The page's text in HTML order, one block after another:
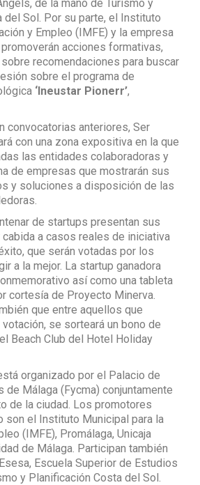
de la mano de Turismo y
del Sol. Por su parte, el Instituto
y Empleo (IMFE) y la empresa
acciones formativas,
recomendaciones para buscar
sobre el programa de
‘Ineustar Pionerr’,
convocatorias anteriores, Ser
con una zona expositiva en la que
las entidades colaboradoras y
de empresas que mostrarán sus
y soluciones a disposición de las
de startups presentan sus
a casos reales de iniciativa
que serán votadas por los
a la mejor. La startup ganadora
así como una tableta
cortesía de Proyecto Minerva.
que entre aquellos que
se sorteará un bono de
Beach Club del Hotel Holiday
organizado por el Palacio de
de Málaga (Fycma) conjuntamente
de la ciudad. Los promotores
son el Instituto Municipal para la
(IMFE), Promálaga, Unicaja
de Málaga. Participan también
Escuela Superior de Estudios
y Planificación Costa del Sol.